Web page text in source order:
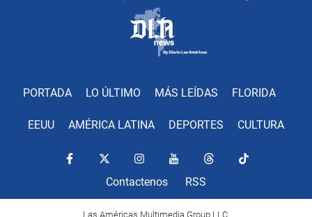
PORTADA LO ÚLTIMO MÁS LEÍDAS FLORIDA
EEUU AMÉRICA LATINA DEPORTES CULTURA
Contactenos RSS
Las Américas Multimedia Group LLC.